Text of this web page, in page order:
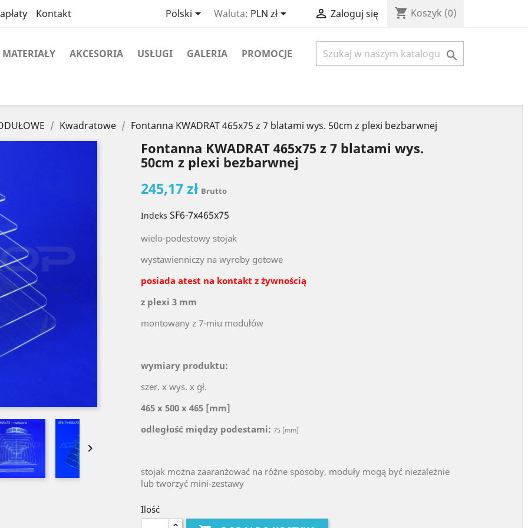
Kontakt Polski Waluta: PLN zł  Zaloguj się shopping_cart Koszyk (0)
MATERIAŁY AKCESORIA USŁUGI GALERIA PROMOCJE 
Kwadratowe Fontanna KWADRAT 465x75 z 7 blatami wys. 50cm z plexi bezbarwnej

Fontanna KWADRAT 465x75 z 7 blatami wys.
50cm z plexi bezbarwnej
245,17 zł Brutto
Indeks SF6-7x465x75
wielo-podestowy stojak
wystawienniczy na wyroby gotowe
posiada atest na kontakt z żywnością
z plexi 3 mm
montowany z 7-miu modułów
wymiary produktu:
szer. x wys. x gł.
465 x 500 x 465 [mm]
odległość między podestami: 75 [mm]
stojak można zaaranżować na różne sposoby, moduły mogą być niezależnie
lub tworzyć mini-zestawy
Ilość